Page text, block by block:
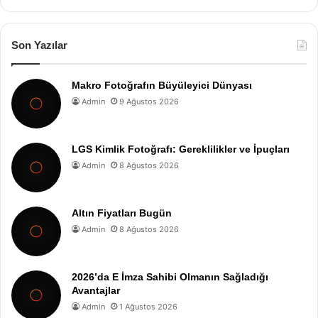
Son Yazılar
Makro Fotoğrafın Büyüleyici Dünyası
Admin 9 Ağustos 2026
LGS Kimlik Fotoğrafı: Gereklilikler ve İpuçları
Admin 8 Ağustos 2026
Altın Fiyatları Bugün
Admin 8 Ağustos 2026
2026’da E İmza Sahibi Olmanın Sağladığı
Avantajlar
Admin 1 Ağustos 2026